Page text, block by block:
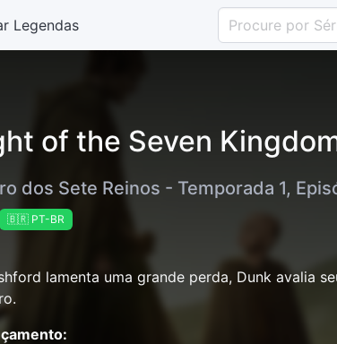
Legendas
of the Seven
dos Sete Reinos - Temporada 1,
🇧🇷 PT-BR
lamenta uma grande perda, Dunk avalia